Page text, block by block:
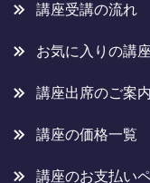
講座受講の流れ
お気に入りの講
講座出席のご案内
講座の価格一覧
講座のお支払い